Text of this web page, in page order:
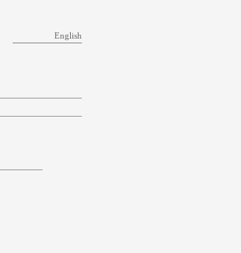
English